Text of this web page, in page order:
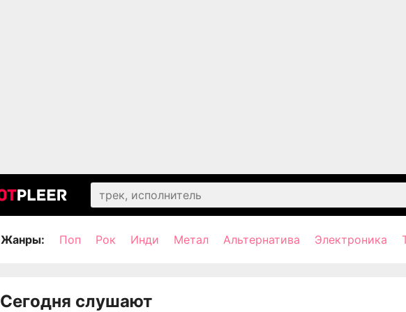
Жанры: Поп Рок Инди Метал Альтернатива Электроника
Сегодня слушают